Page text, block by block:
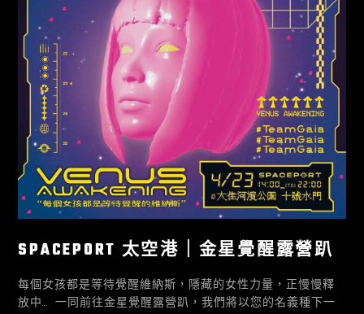
SPACEPORT 太空港｜金星覺醒露營趴
每個女孩都是等待覺醒維納斯，隱藏的女性力量，正慢慢釋
放中… 一同前往金星覺醒露營趴，我們將以您的名義種下一